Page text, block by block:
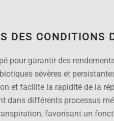
DES CONDITIONS
pour garantir des
sévères et
et facilite la rapidité de la
dans différents processus
favorisant un